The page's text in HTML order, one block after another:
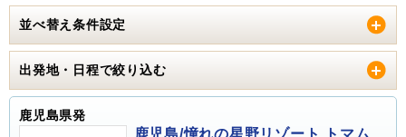
並べ替え条件設定
出発地・日程で絞り込む
鹿児島県発